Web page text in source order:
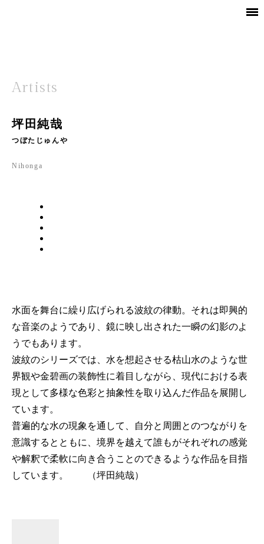
Artists
坪田純哉
つぼたじゅんや
Nihonga
水面を舞台に繰り広げられる波紋の律動。それは即興的
な音楽のようであり、鏡に映し出された一瞬の幻影のよ
うでもあります。
波紋のシリーズでは、水を想起させる枯山水のような世
界観や金碧画の装飾性に着目しながら、現代における表
現として多様な色彩と抽象性を取り込んだ作品を展開し
ています。
普遍的な水の現象を通して、自分と周囲とのつながりを
意識するとともに、境界を越えて誰もがそれぞれの感覚
や解釈で柔軟に向き合うことのできるような作品を目指
しています。 （坪田純哉）